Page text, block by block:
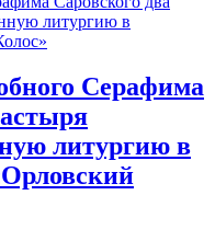
Серафима
литургию в